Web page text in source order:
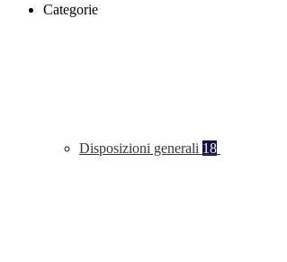
Categorie
Disposizioni generali 18